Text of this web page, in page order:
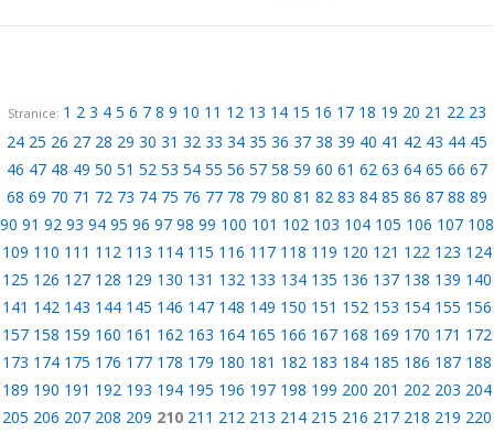
Stranice: 1 2 3 4 5 6 7 8 9 10 11 12 13 14 15 16 17 18 19 20 21 22 23
24 25 26 27 28 29 30 31 32 33 34 35 36 37 38 39 40 41 42 43 44 45
46 47 48 49 50 51 52 53 54 55 56 57 58 59 60 61 62 63 64 65 66 67
68 69 70 71 72 73 74 75 76 77 78 79 80 81 82 83 84 85 86 87 88 89
90 91 92 93 94 95 96 97 98 99 100 101 102 103 104 105 106 107 108
109 110 111 112 113 114 115 116 117 118 119 120 121 122 123 124
125 126 127 128 129 130 131 132 133 134 135 136 137 138 139 140
141 142 143 144 145 146 147 148 149 150 151 152 153 154 155 156
157 158 159 160 161 162 163 164 165 166 167 168 169 170 171 172
173 174 175 176 177 178 179 180 181 182 183 184 185 186 187 188
189 190 191 192 193 194 195 196 197 198 199 200 201 202 203 204
205 206 207 208 209 210 211 212 213 214 215 216 217 218 219 220